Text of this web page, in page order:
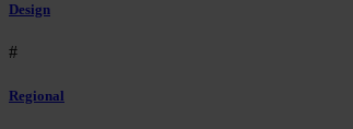
Design
#
Regional